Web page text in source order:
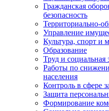
Гражданская
безопасность
Территориально-
Управление
Культура, спорт и
Образование
Труд и социальная
Работы по
населения
Контроль в сфере
Защита
Формирование